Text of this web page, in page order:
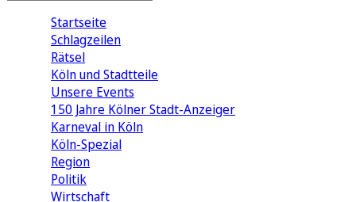
Startseite
Schlagzeilen
Rätsel
Köln und Stadtteile
Unsere Events
150 Jahre Kölner Stadt-Anzeiger
Karneval in Köln
Köln-Spezial
Region
Politik
Wirtschaft